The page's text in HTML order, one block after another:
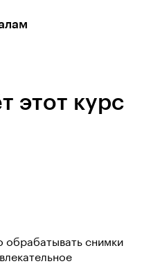
этот курс
обрабатывать снимки